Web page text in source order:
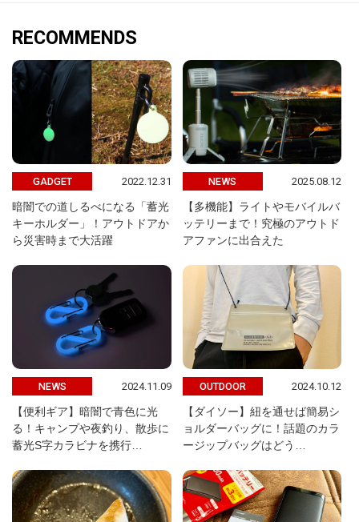
RECOMMENDS
GADGET 2022.12.31
暗闇での道しるべになる「蓄光
キーホルダー」！アウトドアか
ら災害時まで大活躍
NEWS 2025.08.12
【多機能】ライトやモバイルバ
ッテリーまで！究極のアウトド
アファンに出合えた
NEWS 2024.11.09
【便利ギア】暗闇で青色に光
る！キャンプや夜釣り、散歩に
蓄光S字カラビナを携行…
OUTDOOR 2024.10.12
【ダイソー】紐を通せば簡易シ
ョルダーバッグに！話題のカラ
ージップバッグはどう…